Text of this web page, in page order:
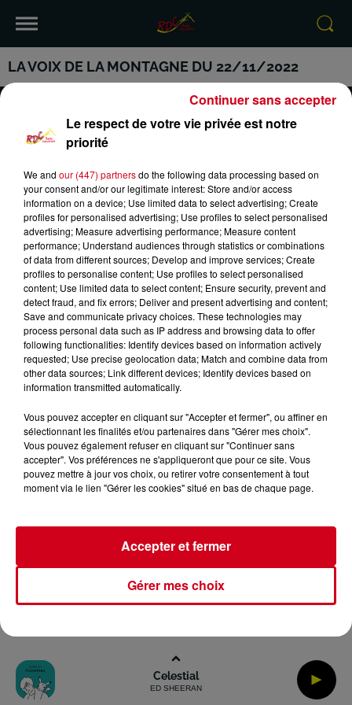
Celestial
ED SHEERAN
LA VOIX DE LA MONTAGNE DU 22/11/2022
RDC CONTACT
Mentions Légales Conditions Générales d'Utilisation
Politique de Confidentialité Politique Cookies
Gestion des Cookies Plan du site
Le respect de votre vie privée est notre
priorité
We and our (447) partnersdo the following data processing based on
your consent and/or our legitimate interest: Store and/or access
information on a device; Use limited data to select advertising; Create
profiles for personalised advertising; Use profiles to select personalised
advertising; Measure advertising performance; Measure content
performance; Understand audiences through statistics or combinations
of data from different sources; Develop and improve services; Create
profiles to personalise content; Use profiles to select personalised
content; Use limited data to select content; Ensure security, prevent and
detect fraud, and fix errors; Deliver and present advertising and content;
Save and communicate privacy choices. These technologies may
process personal data such as IP address and browsing data to offer
following functionalities: Identify devices based on information actively
requested; Use precise geolocation data; Match and combine data from
other data sources; Link different devices; Identify devices based on
information transmitted automatically.
Vous pouvez accepter en cliquant sur "Accepter et fermer", ou affiner en
sélectionnant les finalités et/ou partenaires dans "Gérer mes choix".
Vous pouvez également refuser en cliquant sur "Continuer sans
accepter". Vos préférences ne s'appliqueront que pour ce site. Vous
pouvez mettre à jour vos choix, ou retirer votre consentement à tout
moment via le lien "Gérer les cookies" situé en bas de chaque page.
Gérer mes choix
Accepter et fermer
Continuer sans accepter